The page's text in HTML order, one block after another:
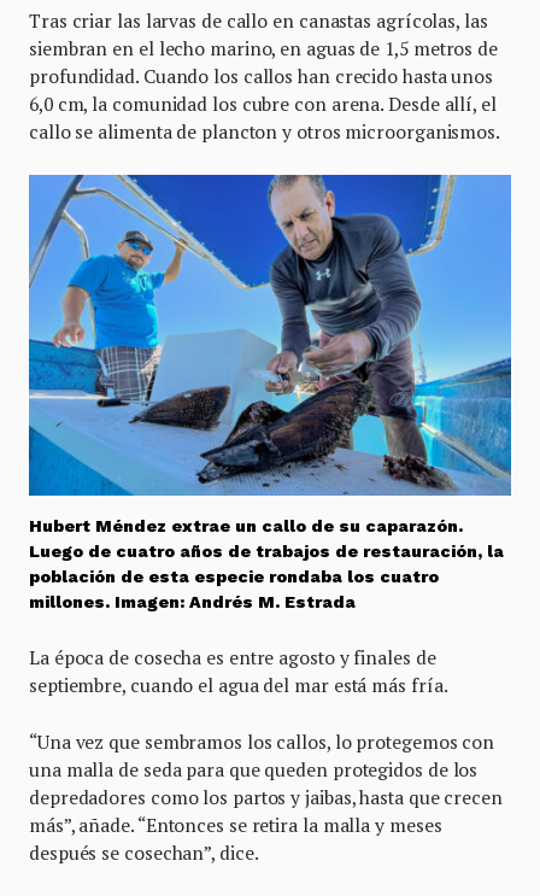
Tras criar las larvas de callo en canastas agrícolas, las
siembran en el lecho marino, en aguas de 1,5 metros de
profundidad. Cuando los callos han crecido hasta unos
6,0 cm, la comunidad los cubre con arena. Desde allí, el
callo se alimenta de plancton y otros microorganismos.
Hubert Méndez extrae un callo de su caparazón.
Luego de cuatro años de trabajos de restauración, la
población de esta especie rondaba los cuatro
millones. Imagen: Andrés M. Estrada
La época de cosecha es entre agosto y finales de
septiembre, cuando el agua del mar está más fría.
“Una vez que sembramos los callos, lo protegemos con
una malla de seda para que queden protegidos de los
depredadores como los partos y jaibas, hasta que crecen
más”, añade. “Entonces se retira la malla y meses
después se cosechan”, dice.